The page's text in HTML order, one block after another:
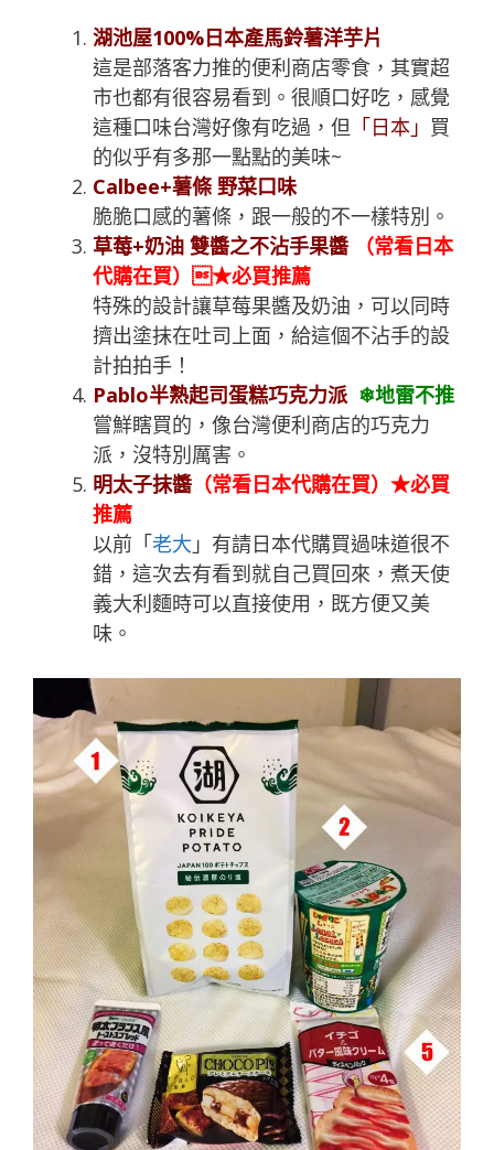
湖池屋100%日本產馬鈴薯洋芋片
這是部落客力推的便利商店零食，其實超
市也都有很容易看到。很順口好吃，感覺
這種口味台灣好像有吃過，但 「日本」 買
的似乎有多那一點點的美味~
Calbee+薯條 野菜口味
脆脆口感的薯條，跟一般的不一樣特別。
草莓+奶油 雙醬之不沾手果醬
（常看日本
代購在買）★必買推薦
特殊的設計讓草莓果醬及奶油，可以同時
擠出塗抹在吐司上面，給這個不沾手的設
計拍拍手！
Pablo半熟起司蛋糕巧克力派 ❄地雷不推
嘗鮮瞎買的，像台灣便利商店的巧克力
派，沒特別厲害。
明太子抹醬 （常看日本代購在買）★必買
推薦
以前「老大 」有請日本代購買過味道很不
錯，這次去有看到就自己買回來，煮天使
義大利麵時可以直接使用，既方便又美
味。